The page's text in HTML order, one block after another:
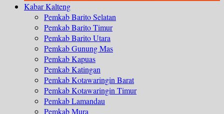
Kabar Kalteng
Pemkab Barito Selatan
Pemkab Barito Timur
Pemkab Barito Utara
Pemkab Gunung Mas
Pemkab Kapuas
Pemkab Katingan
Pemkab Kotawaringin Barat
Pemkab Kotawaringin Timur
Pemkab Lamandau
Pemkab Mura